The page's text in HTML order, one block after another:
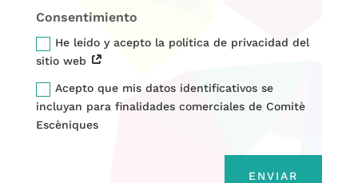
Consentimiento
He leído y acepto la política de privacidad del
sitio web
Acepto que mis datos identificativos se
incluyan para finalidades comerciales de Comitè
Escèniques
ENVIAR